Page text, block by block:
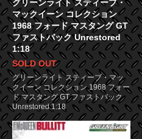
グリーンライト スティーブ・
マックイーン コレクション
1968 フォード マスタング GT
ファストバック Unrestored
1:18
SOLD OUT
グリーンライト スティーブ・マッ
クイーン コレクション 1968 フォー
ド マスタング GT ファストバック
Unrestored 1:18